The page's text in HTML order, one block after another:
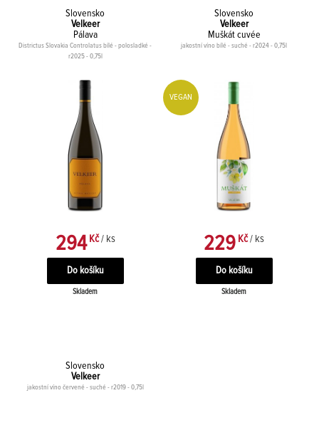
Slovensko
Velkeer
Pálava
Districtus Slovakia Controlatus bílé - polosladké -
r2025 - 0,75l
294 Kč / ks
Skladem
Slovensko
Velkeer
Muškát cuvée
jakostní víno bílé - suché - r2024 - 0,75l
VEGAN
229 Kč / ks
Skladem
Slovensko
Velkeer
jakostní víno červené - suché - r2019 - 0,75l